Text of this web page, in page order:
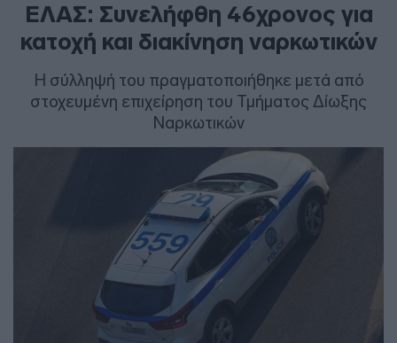
ΕΛΑΣ: Συνελήφθη 46χρονος για
κατοχή και διακίνηση ναρκωτικών
Η σύλληψή του πραγματοποιήθηκε μετά από
στοχευμένη επιχείρηση του Τμήματος Δίωξης
Ναρκωτικών